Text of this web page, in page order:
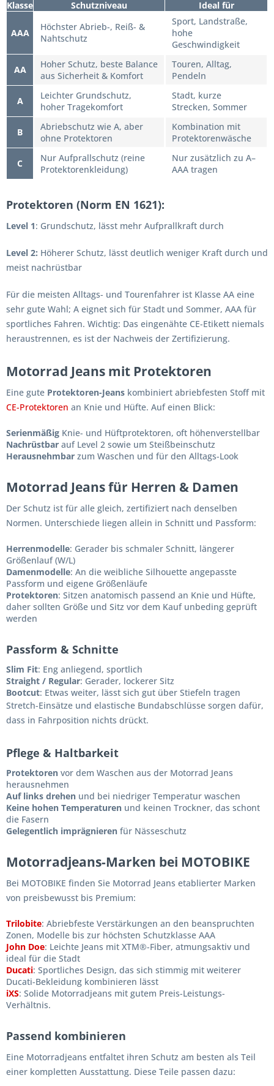
Klasse Schutzniveau Ideal für
AAA
Höchster Abrieb-, Reiß- &
Nahtschutz
Sport, Landstraße,
hohe
Geschwindigkeit
AA
Hoher Schutz, beste Balance
aus Sicherheit & Komfort
Touren, Alltag,
Pendeln
A
Leichter Grundschutz,
hoher Tragekomfort
Stadt, kurze
Strecken, Sommer
B
Abriebschutz wie A, aber
ohne Protektoren
Kombination mit
Protektorenwäsche
C
Nur Aufprallschutz (reine
Protektorenkleidung)
Nur zusätzlich zu A–
AAA tragen
Protektoren (Norm EN 1621):
Level 1: Grundschutz, lässt mehr Aufprallkraft durch
Level 2: Höherer Schutz, lässt deutlich weniger Kraft durch und
meist nachrüstbar
Für die meisten Alltags- und Tourenfahrer ist Klasse AA eine
sehr gute Wahl; A eignet sich für Stadt und Sommer, AAA für
sportliches Fahren. Wichtig: Das eingenähte CE-Etikett niemals
heraustrennen, es ist der Nachweis der Zertifizierung.
Motorrad Jeans mit Protektoren
Eine gute Protektoren-Jeans kombiniert abriebfesten Stoff mit
CE-Protektoren an Knie und Hüfte. Auf einen Blick:
Serienmäßig Knie- und Hüftprotektoren, oft höhenverstellbar
Nachrüstbar auf Level 2 sowie um Steißbeinschutz
Herausnehmbar zum Waschen und für den Alltags-Look
Motorrad Jeans für Herren & Damen
Der Schutz ist für alle gleich, zertifiziert nach denselben
Normen. Unterschiede liegen allein in Schnitt und Passform:
Herrenmodelle: Gerader bis schmaler Schnitt, längerer
Größenlauf (W/L)
Damenmodelle: An die weibliche Silhouette angepasste
Passform und eigene Größenläufe
Protektoren: Sitzen anatomisch passend an Knie und Hüfte,
daher sollten Größe und Sitz vor dem Kauf unbeding geprüft
werden
Passform & Schnitte
Slim Fit: Eng anliegend, sportlich
Straight / Regular: Gerader, lockerer Sitz
Bootcut: Etwas weiter, lässt sich gut über Stiefeln tragen
Stretch-Einsätze und elastische Bundabschlüsse sorgen dafür,
dass in Fahrposition nichts drückt.
Pflege & Haltbarkeit
Protektoren vor dem Waschen aus der Motorrad Jeans
herausnehmen
Auf links drehen und bei niedriger Temperatur waschen
Keine hohen Temperaturen und keinen Trockner, das schont
die Fasern
Gelegentlich imprägnieren für Nässeschutz
Motorradjeans-Marken bei MOTOBIKE
Bei MOTOBIKE finden Sie Motorrad Jeans etablierter Marken
von preisbewusst bis Premium:
Trilobite: Abriebfeste Verstärkungen an den beanspruchten
Zonen, Modelle bis zur höchsten Schutzklasse AAA
John Doe: Leichte Jeans mit XTM®-Fiber, atmungsaktiv und
ideal für die Stadt
Ducati: Sportliches Design, das sich stimmig mit weiterer
Ducati-Bekleidung kombinieren lässt
iXS: Solide Motorradjeans mit gutem Preis-Leistungs-
Verhältnis.
Passend kombinieren
Eine Motorradjeans entfaltet ihren Schutz am besten als Teil
einer kompletten Ausstattung. Diese Teile passen dazu: